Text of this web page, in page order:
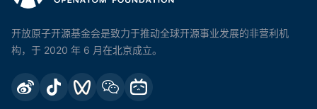
开放原子开源基金会是致力于推动全球开源事业发展的非营利机
构，于 2020 年 6 月在北京成立。